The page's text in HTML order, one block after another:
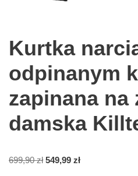
Kurtka
odpinanym
zapinana na
damska
699,90zł 549,99 zł